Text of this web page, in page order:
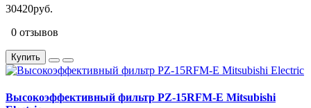
30420руб.
0 отзывов
Купить
Высокоэффективный фильтр PZ-15RFM-E Mitsubishi